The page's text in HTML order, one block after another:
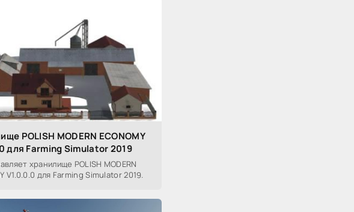
POLISH MODERN ECONOMY
для Farming Simulator 2019
хранилище POLISH MODERN
V1.0.0.0 для Farming Simulator 2019.